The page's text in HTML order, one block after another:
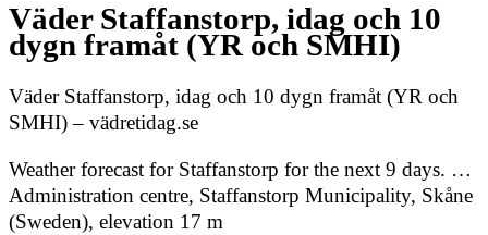
Väder Staffanstorp, idag och 10
dygn framåt (YR och SMHI)
Väder Staffanstorp, idag och 10 dygn framåt (YR och
SMHI) – vädretidag.se
Weather forecast for Staffanstorp for the next 9 days. …
Administration centre, Staffanstorp Municipality, Skåne
(Sweden), elevation 17 m